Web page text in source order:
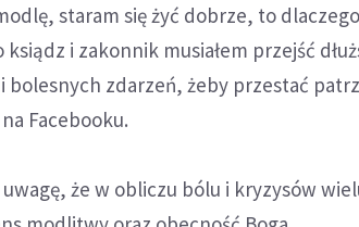
staram się żyć dobrze, to
ksiądz i zakonnik musiałem przejść
bolesnych zdarzeń, żeby przestać
Facebooku.
że w obliczu bólu i kryzysów